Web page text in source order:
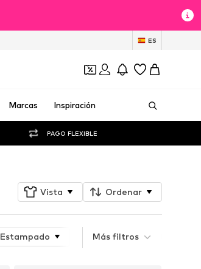
ES
Marcas Inspiración
PAGO FLEXIBLE
Vista Ordenar
Estampado Atributo del producto
Más filtros